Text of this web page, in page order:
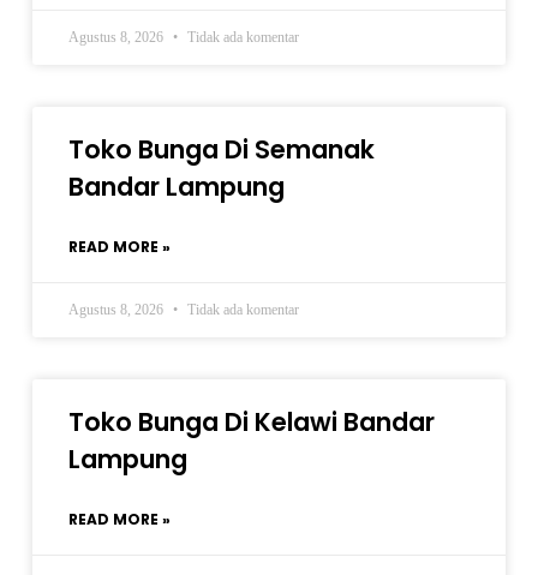
Agustus 8, 2026 Tidak ada komentar
Toko Bunga Di Semanak
Bandar Lampung
READ MORE »
Agustus 8, 2026 Tidak ada komentar
Toko Bunga Di Kelawi Bandar
Lampung
READ MORE »